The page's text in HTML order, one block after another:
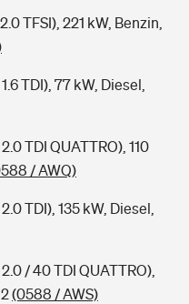
TFSI), 221 kW, Benzin,
TDI), 77 kW, Diesel,
TDI QUATTRO), 110
/ AWQ)
TDI), 135 kW, Diesel,
/ 40 TDI QUATTRO),
(0588 / AWS)